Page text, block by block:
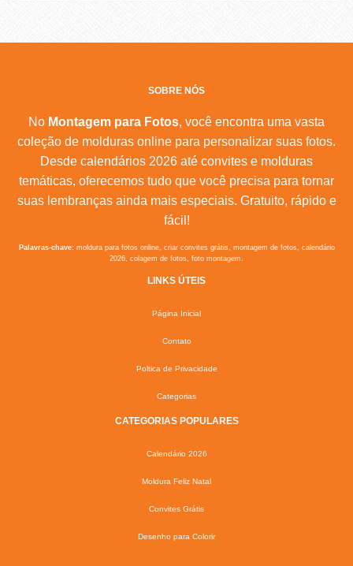
SOBRE NÓS
No Montagem para Fotos, você encontra uma vasta
coleção de molduras online para personalizar suas fotos.
Desde calendários 2026 até convites e molduras
temáticas, oferecemos tudo que você precisa para tornar
suas lembranças ainda mais especiais. Gratuito, rápido e
fácil!
Palavras-chave:moldura para fotos online, criar convites grátis, montagem de fotos, calendário
2026, colagem de fotos, foto montagem.
LINKS ÚTEIS
Página Inicial
Contato
Poltica de Privacidade
Categorias
CATEGORIAS POPULARES
Calendário 2026
Moldura Feliz Natal
Convites Grátis
Desenho para Colorir